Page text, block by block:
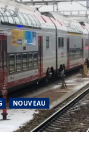
NOUVEAU